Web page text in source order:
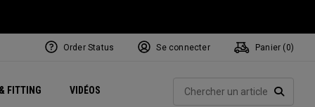
FITTING VIDÉOSExclusive Mavrik Complete Sets
Exclusivités - Balles de Golf
Juillet NEW Headwear
Women's Golf Balls
Exclusivités - Accessoires
Régionaux
Order Status Se connecter Panier ( 0)